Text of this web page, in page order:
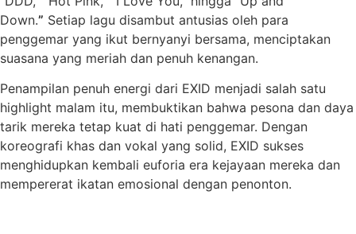
Down.” Setiap lagu disambut antusias oleh para
penggemar yang ikut bernyanyi bersama, menciptakan
suasana yang meriah dan penuh kenangan.
Penampilan penuh energi dari EXID menjadi salah satu
highlight malam itu, membuktikan bahwa pesona dan daya
tarik mereka tetap kuat di hati penggemar. Dengan
koreografi khas dan vokal yang solid, EXID sukses
menghidupkan kembali euforia era kejayaan mereka dan
mempererat ikatan emosional dengan penonton.